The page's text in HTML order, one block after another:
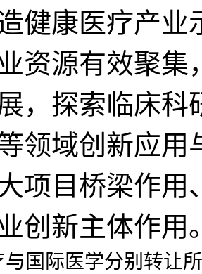
健康医疗产业
资源有效聚集
，探索临床科
领域创新应用
项目桥梁作用
创新主体作用
际医学分别转让